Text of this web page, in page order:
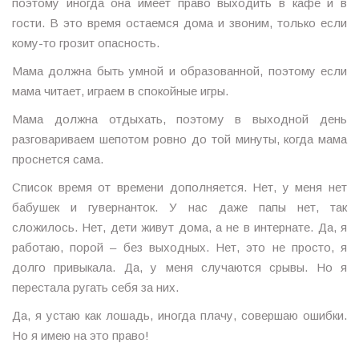
гости. В это время остаемся дома и звоним, только если
кому-то грозит опасность.
Мама должна быть умной и образованной, поэтому если
мама читает, играем в спокойные игры.
Мама должна отдыхать, поэтому в выходной день
разговариваем шепотом ровно до той минуты, когда мама
проснется сама.
Список время от времени дополняется. Нет, у меня нет
бабушек и гувернанток. У нас даже папы нет, так
сложилось. Нет, дети живут дома, а не в интернате. Да, я
работаю, порой – без выходных. Нет, это не просто, я
долго привыкала. Да, у меня случаются срывы. Но я
перестала ругать себя за них.
Да, я устаю как лошадь, иногда плачу, совершаю ошибки.
Но я имею на это право!